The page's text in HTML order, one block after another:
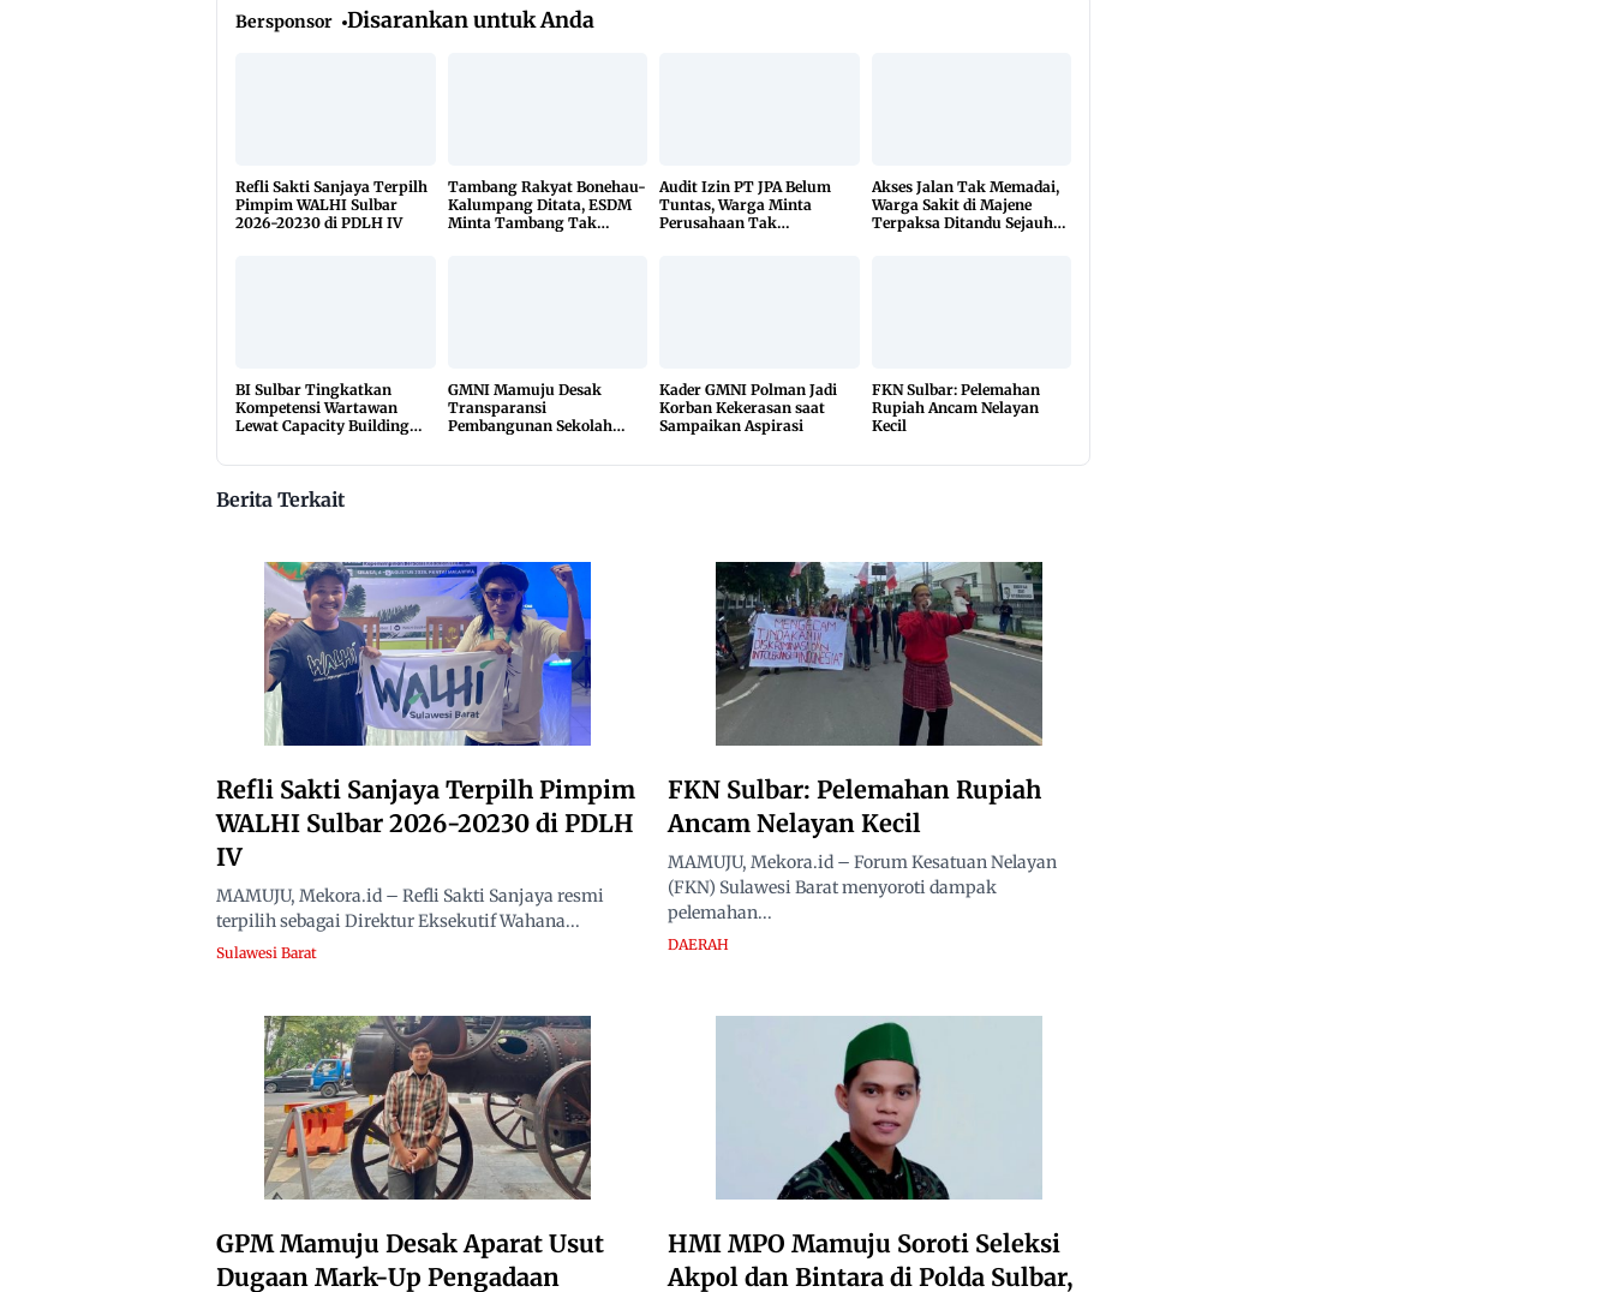
Bersponsor Disarankan untuk Anda
Refli Sakti Sanjaya Terpilh
Pimpim WALHI Sulbar
2026-20230 di PDLH IV
Tambang Rakyat Bonehau-
Kalumpang Ditata, ESDM
Minta Tambang Tak
Audit Izin PT JPA Belum
Tuntas, Warga Minta
Perusahaan Tak
Akses Jalan Tak Memadai,
Warga Sakit di Majene
Terpaksa Ditandu Sejauh
BI Sulbar Tingkatkan
Kompetensi Wartawan
Lewat Capacity Building
GMNI Mamuju Desak
Transparansi
Pembangunan Sekolah
Material Dibuka
Kader GMNI Polman Jadi
Korban Kekerasan saat
Sampaikan Aspirasi
FKN Sulbar: Pelemahan
Rupiah Ancam Nelayan
Kecil
Berita Terkait
Refli Sakti Sanjaya Terpilh Pimpim
WALHI Sulbar 2026-20230 di PDLH
IV
MAMUJU, Mekora.id – Refli Sakti Sanjaya resmi
terpilih sebagai Direktur Eksekutif Wahana...
Sulawesi Barat
FKN Sulbar: Pelemahan Rupiah
Ancam Nelayan Kecil
MAMUJU, Mekora.id – Forum Kesatuan Nelayan
(FKN) Sulawesi Barat menyoroti dampak
pelemahan...
DAERAH
GPM Mamuju Desak Aparat Usut
Dugaan Mark-Up Pengadaan
HMI MPO Mamuju Soroti Seleksi
Akpol dan Bintara di Polda Sulbar,